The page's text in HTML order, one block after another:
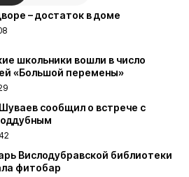
– достаток в доме
школьники вошли в число
«Большой перемены»
сообщил о встрече с
Вислодубравской библиотеки
фитобар